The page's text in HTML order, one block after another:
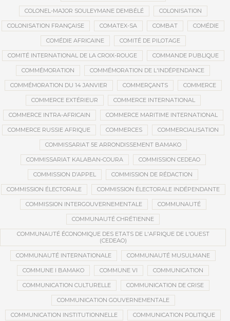
COLONEL-MAJOR SOULEYMANE DEMBÉLÉ COLONISATION
COLONISATION FRANÇAISE COMATEX-SA COMBAT COMÉDIE
COMÉDIE AFRICAINE COMITÉ DE PILOTAGE
COMITÉ INTERNATIONAL DE LA CROIX-ROUGE COMMANDE PUBLIQUE
COMMÉMORATION COMMÉMORATION DE L'INDÉPENDANCE
COMMÉMORATION DU 14 JANVIER COMMERÇANTS COMMERCE
COMMERCE EXTÉRIEUR COMMERCE INTERNATIONAL
COMMERCE INTRA-AFRICAIN COMMERCE MARITIME INTERNATIONAL
COMMERCE RUSSIE AFRIQUE COMMERCES COMMERCIALISATION
COMMISSARIAT 5E ARRONDISSEMENT BAMAKO
COMMISSARIAT KALABAN-COURA COMMISSION CEDEAO
COMMISSION D’APPEL COMMISSION DE RÉDACTION
COMMISSION ÉLECTORALE COMMISSION ÉLECTORALE INDÉPENDANTE
COMMISSION INTERGOUVERNEMENTALE COMMUNAUTÉ
COMMUNAUTÉ CHRÉTIENNE
COMMUNAUTÉ ÉCONOMIQUE DES ETATS DE L'AFRIQUE DE L'OUEST
(CEDEAO)
COMMUNAUTÉ INTERNATIONALE COMMUNAUTÉ MUSULMANE
COMMUNE I BAMAKO COMMUNE VI COMMUNICATION
COMMUNICATION CULTURELLE COMMUNICATION DE CRISE
COMMUNICATION GOUVERNEMENTALE
COMMUNICATION INSTITUTIONNELLE COMMUNICATION POLITIQUE